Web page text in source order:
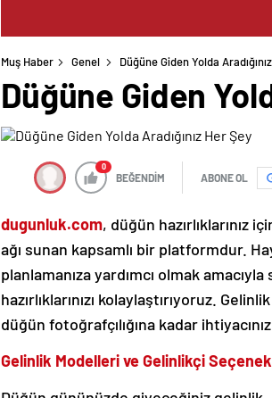
Muş Haber Genel Düğüne Giden Yolda
Düğüne Giden
0
BEĞENDİM ABONE OL
dugunluk.com, düğün hazırlıklarınız
ağı sunan kapsamlı bir platformdur.
planlamanıza yardımcı olmak
hazırlıklarınızı kolaylaştırıyoruz.
düğün fotoğrafçılığına kadar
Gelinlik Modelleri ve Gelinlikçi